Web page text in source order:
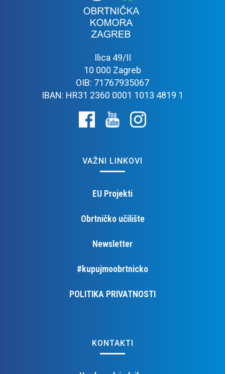
Ilica 49/II
10 000 Zagreb
OIB: 71767935067
IBAN: HR31 2360 0001 1013 4819 1
VAŽNI LINKOVI
EU Projekti
Obrtničko učilište
Newsletter
#kupujmoobrtnicko
POLITIKA PRIVATNOSTI
KONTAKTI